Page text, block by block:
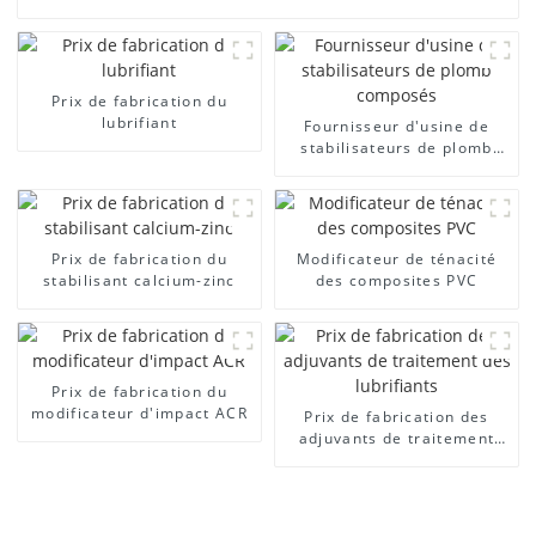
Prix ​​de fabrication du
lubrifiant
Fournisseur d'usine de
stabilisateurs de plomb
Prix ​​de fabrication du
stabilisant calcium-zinc
Modificateur de ténacité
des composites PVC
Prix ​​de fabrication du
modificateur d'impact ACR
Prix ​​de fabrication des
adjuvants de traitement